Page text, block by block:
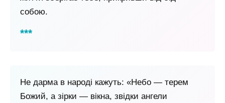
собою.
Не дарма в народі кажуть: «Небо — терем
Божий, а зірки — вікна, звідки ангели